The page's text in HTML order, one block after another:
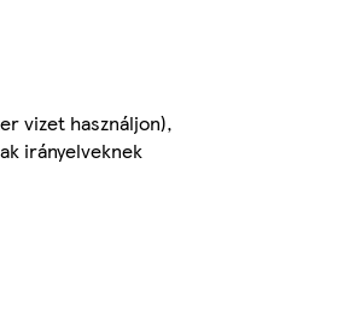
vizet használjon),
irányelveknek